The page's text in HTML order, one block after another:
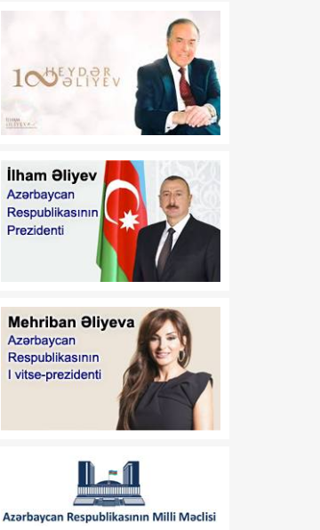
il 20 fevral tarixli 111
haqqında" Azərbaycan
Respublikası Prezidentinin
2019-cu il 30 dekabr tarixli
911 nömrəli Fərmanında
2020-ci il 12 may tarixli
1017 nömrəli
fərmanlarında dəyişiklik
edilməsi haqqında
“İşğaldan azad edilmiş
ərazilərdə fəaliyyət
maliyyə resurslarına çıxış
imkanlarının
genişləndirilməsi
istiqamətində zəruri dövlət
dəstəyinin gücləndirilməsi
Respublikası adından borc
verilməsi Qaydası”nın
təsdiq edilməsi haqqında”
Azərbaycan Respublikası
Prezidentinin 2018-ci il 18
06 Avqust